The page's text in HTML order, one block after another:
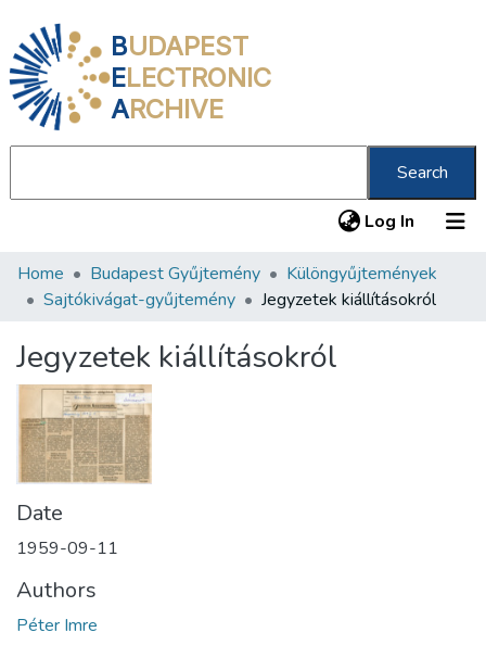
BUDAPEST
ELECTRONIC
ARCHIVE
Search
Log In (current)
Communities & Collections
Statistics
About us
Home Budapest Gyűjtemény
Különgyűjtemények
Sajtókivágat-gyűjtemény
Jegyzetek kiállításokról
Jegyzetek kiállításokról
Date
1959-09-11
Authors
Péter Imre